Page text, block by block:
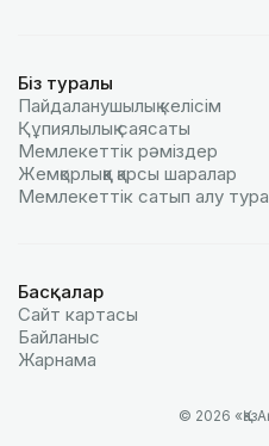
Біз туралы
Пайдаланушылық келiciм
Құпиялылық саясаты
Мемлекеттік рәміздер
Жемқорлыққа қарсы шаралар
Мемлекеттік сатып алу
Басқалар
Сайт картасы
Байланыс
Жарнама
© 2026